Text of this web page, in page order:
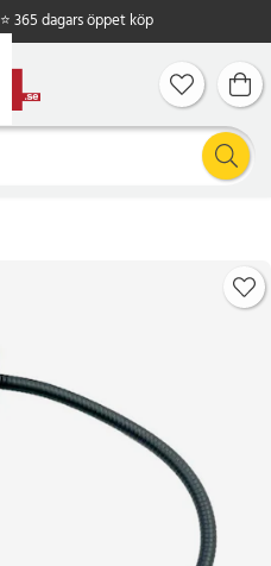
⭐ 365 dagars öppet köp